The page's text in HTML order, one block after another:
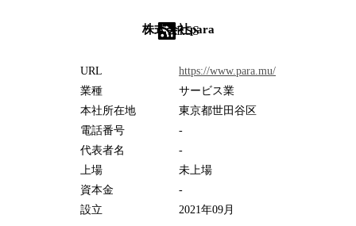
株式会社para
RSS
URL
https://www.para.mu/
業種
サービス業
本社所在地
東京都世田谷区
電話番号
-
代表者名
-
上場
未上場
資本金
-
設立
2021年09月